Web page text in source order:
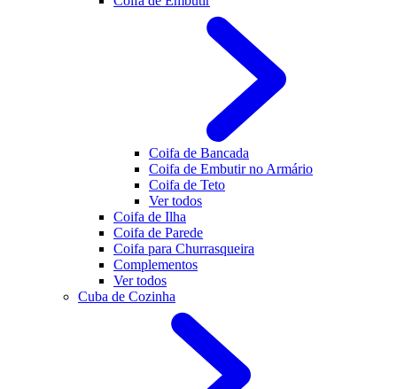
Coifa de Bancada
Coifa de Embutir no Armário
Coifa de Teto
Ver todos
Coifa de Ilha
Coifa de Parede
Coifa para Churrasqueira
Complementos
Ver todos
Cuba de Cozinha